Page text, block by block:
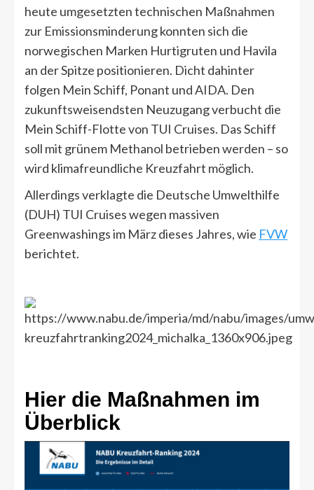
heute umgesetzten technischen Maßnahmen
zur Emissionsminderung konnten sich die
norwegischen Marken Hurtigruten und Havila
an der Spitze positionieren. Dicht dahinter
folgen Mein Schiff, Ponant und AIDA. Den
zukunftsweisendsten Neuzugang verbucht die
Mein Schiff-Flotte von TUI Cruises. Das Schiff
soll mit grünem Methanol betrieben werden – so
wird klimafreundliche Kreuzfahrt möglich.
Allerdings verklagte die Deutsche Umwelthilfe
(DUH) TUI Cruises wegen massiven
Greenwashings im März dieses Jahres, wie FVW
berichtet.
Hier die Maßnahmen im
Überblick